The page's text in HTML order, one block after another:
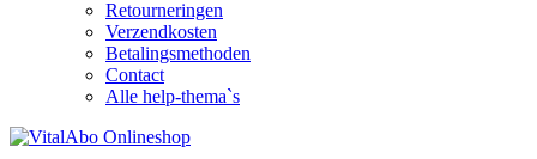
Retourneringen
Verzendkosten
Betalingsmethoden
Contact
Alle help-thema`s